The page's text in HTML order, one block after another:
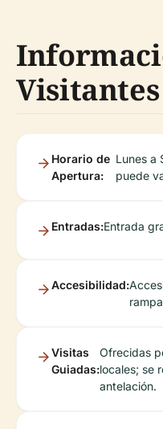
Visitantes
Horario de
Apertura:
Lunes a
puede
Entradas:Entrada
Accesibilidad:
Visitas
Guiadas:
Ofrecidas
locales; se
antelación.